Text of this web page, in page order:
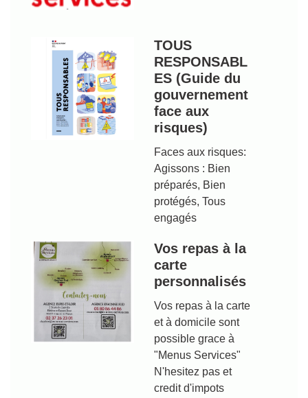
TOUS
RESPONSABL
ES (Guide du
gouvernement
face aux
risques)
Faces aux risques:
Agissons : Bien
préparés, Bien
protégés, Tous
engagés
Vos repas à la
carte
personnalisés
Vos repas à la carte
et à domicile sont
possible grace à
"Menus Services"
N'hesitez pas et
credit d'impots